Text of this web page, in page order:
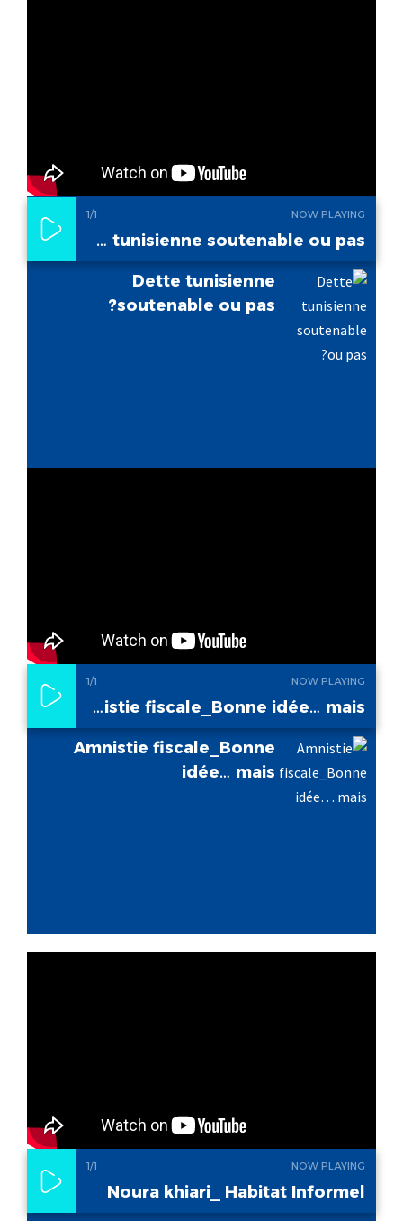
NOW PLAYING
1/1
Dette tunisienne soutenable ou pas?
Dette tunisienne
soutenable ou pas?
NOW PLAYING
1/1
Amnistie fiscale_Bonne idée… mais
Amnistie fiscale_Bonne
idée… mais
NOW PLAYING
1/1
Noura khiari_ Habitat Informel